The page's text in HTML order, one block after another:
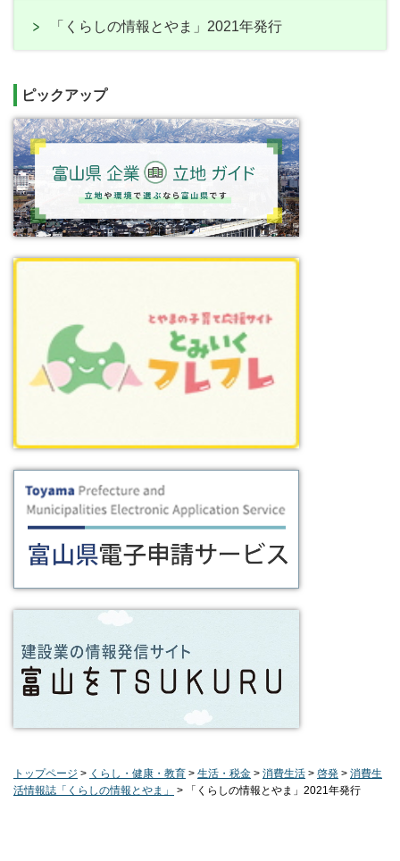
「くらしの情報とやま」2021年発行
ピックアップ
トップページ > くらし・健康・教育 > 生活・税金 > 消費生活 > 啓発 > 消費生
活情報誌「くらしの情報とやま」
> 「くらしの情報とやま」2021年発行